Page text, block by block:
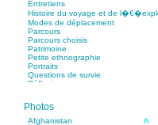
Bertrand Jordane
Bertrandy Antoine
Bezsonov Youri
Bideau Michel-Cosme
Billard Yannick
Blanchet Anne-Lise
Bluntzer Christophe
Bobin Mathieu
Boch Anne-Laure
Boch Julie
Boillot Henri
Bonnem Éric
Boudart Jean-Louis
Entretiens
Histoire du voyage et de
Modes de déplacement
Parcours
Parcours choisis
Patrimoine
Petite ethnographie
Portraits
Questions de survie
Réflexions
Photos
Afghanistan